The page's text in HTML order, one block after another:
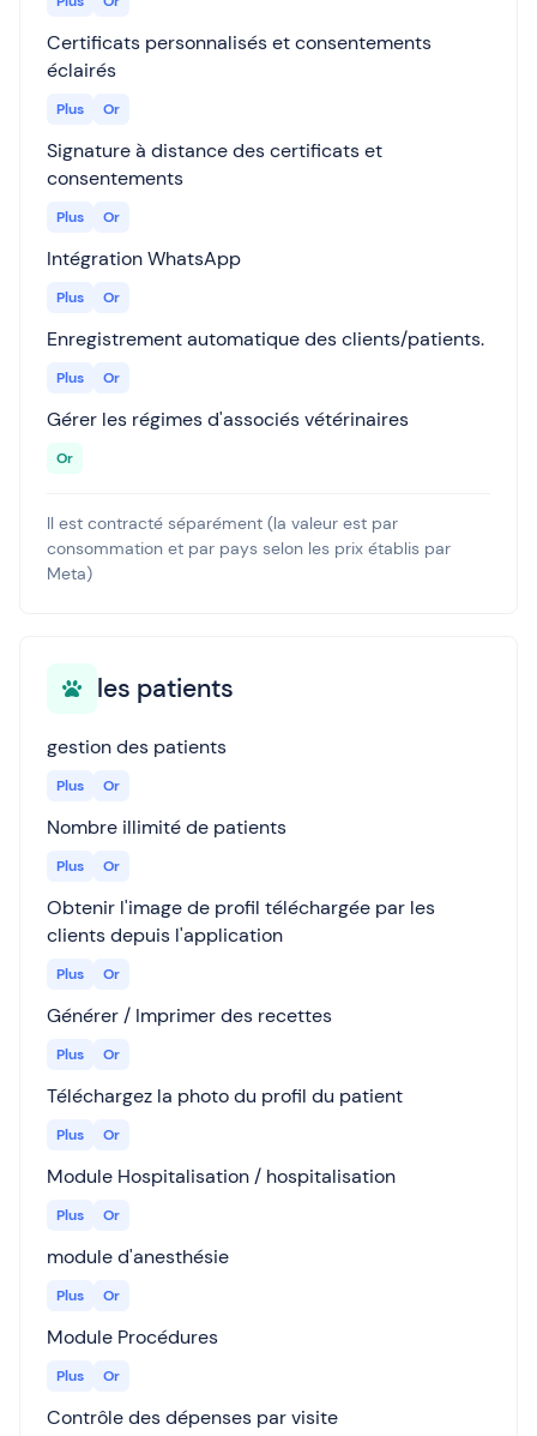
Certificats personnalisés et consentements
éclairés
Plus Or
Signature à distance des certificats et
consentements
Plus Or
Intégration WhatsApp
Plus Or
Enregistrement automatique des clients/patients.
Plus Or
Gérer les régimes d'associés vétérinaires
Or
Il est contracté séparément (la valeur est par
consommation et par pays selon les prix établis par
Meta)
les patients
gestion des patients
Plus Or
Nombre illimité de patients
Plus Or
Obtenir l'image de profil téléchargée par les
clients depuis l'application
Plus Or
Générer / Imprimer des recettes
Plus Or
Téléchargez la photo du profil du patient
Plus Or
Module Hospitalisation / hospitalisation
Plus Or
module d'anesthésie
Plus Or
Module Procédures
Plus Or
Contrôle des dépenses par visite